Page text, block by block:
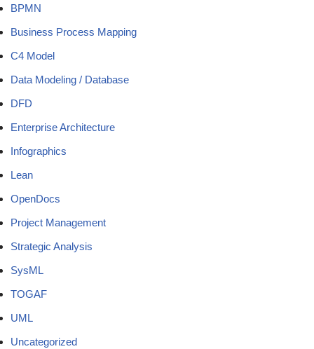
BPMN
Business Process Mapping
C4 Model
Data Modeling / Database
DFD
Enterprise Architecture
Infographics
Lean
OpenDocs
Project Management
Strategic Analysis
SysML
TOGAF
UML
Uncategorized